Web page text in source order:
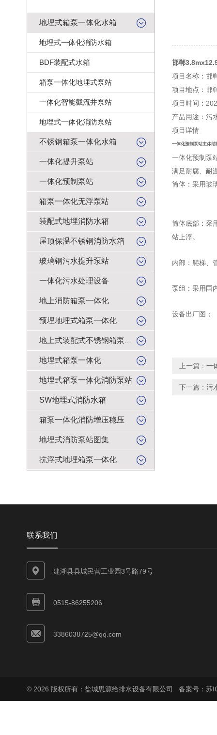
地埋式箱泵一体化水箱
地埋式一体化消防水箱
BDF装配式水箱
箱泵一体化地埋式泵站
一体化智能截流井泵站
地埋式一体化消防泵站
不锈钢箱泵一体化水箱
一体化提升泵站
一体化预制泵站
箱泵一体化无浮泵站
装配式地埋消防水箱
屋顶保温不锈钢消防水箱
玻璃钢污水提升泵站
一体化污水处理设备
地上消防箱泵一体化
预埋地埋式箱泵一体化
地埋式箱泵一体化
地埋式箱泵一体化消防泵站
SW地埋式消防水箱
箱泵一体化消防增压稳压
地埋式消防泵站图集
抗浮式地埋箱泵一体化
邯郸
项目名称：邯
项目地点：邯
项目时间：
产品用途：污
项目详情
一体化预制泵站主体结
一体化预制泵
满足耐腐、耐
筒体： 采用玻
筒体底部：采
站上浮。
内部：爬梯、
泵组：采用国
设备出厂图；
上一篇： 一
下一篇： 污
联系我们
建湖县县城民营工业园3号路79号
0515-86255206
3386038725@qq.com
© 2026 版权所有：盐城思源给排水设备有限公司 备案号：苏